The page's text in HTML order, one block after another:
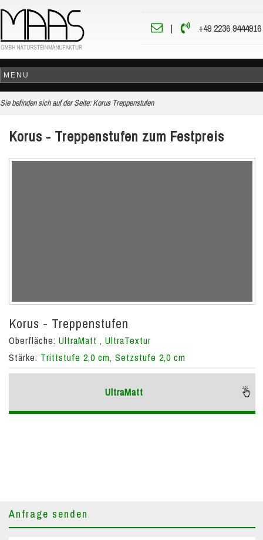
| +49 2236 9444916
Sie befinden sich auf der Seite: Korus Treppenstufen
Korus - Treppenstufen zum Festpreis
Korus - Treppenstufen
Oberfläche: UltraMatt , UltraTextur
Stärke: Trittstufe 2,0 cm, Setzstufe 2,0 cm
UltraMatt
Anfrage senden